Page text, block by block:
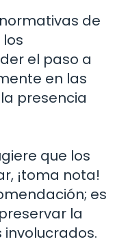
de
el paso a
en las
presencia
que los
¡toma nota!
es
la